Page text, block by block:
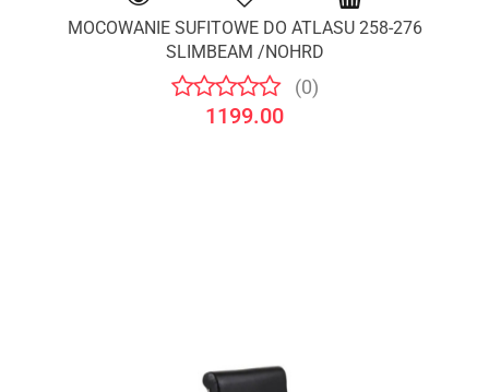
MOCOWANIE SUFITOWE DO ATLASU 258-276
SLIMBEAM /NOHRD
(0)
1199.00